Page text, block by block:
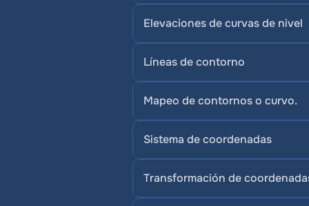
Elevaciones de curvas de nivel
Líneas de contorno
Mapeo de contornos o curvo.
Sistema de coordenadas
Transformación de